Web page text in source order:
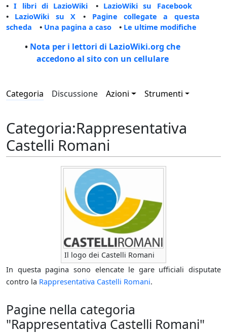
•I libri di LazioWiki • LazioWiki su Facebook
• LazioWiki su X • Pagine collegate a questa
scheda • Una pagina a caso • Le ultime modifiche
• Nota per i lettori di LazioWiki.org che
accedono al sito con un cellulare
Categoria Discussione Azioni Strumenti
Categoria:Rappresentativa
Castelli Romani
Il logo dei Castelli Romani
In questa pagina sono elencate le gare ufficiali disputate
contro la Rappresentativa Castelli Romani.
Pagine nella categoria
"Rappresentativa Castelli Romani"